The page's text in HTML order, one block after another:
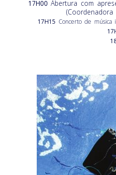
17H00 Abertura com
(Coordenadora
17H15 Concerto de